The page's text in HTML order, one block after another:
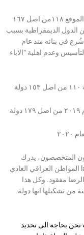
وفي مؤشر الديمقراطية لعام ٢٠٢٠ احتل العراق الموقع ١١٨من اصل ١٦٧
الديمقراطية بسبب
شُرع في بنائه منذ عام
وعدم اهلية “الاباء
المتخصصون، يدرك
المواطن العراقي العادي layman انه لا يعيش في دولة حضارية حديثة، حيث
مفقود. وكل هذا
ان حصيلة الدولة العراقية بعد ١٠٠ سنة من تشكيلها انها دولة
نحن بحاجة الى تحديد